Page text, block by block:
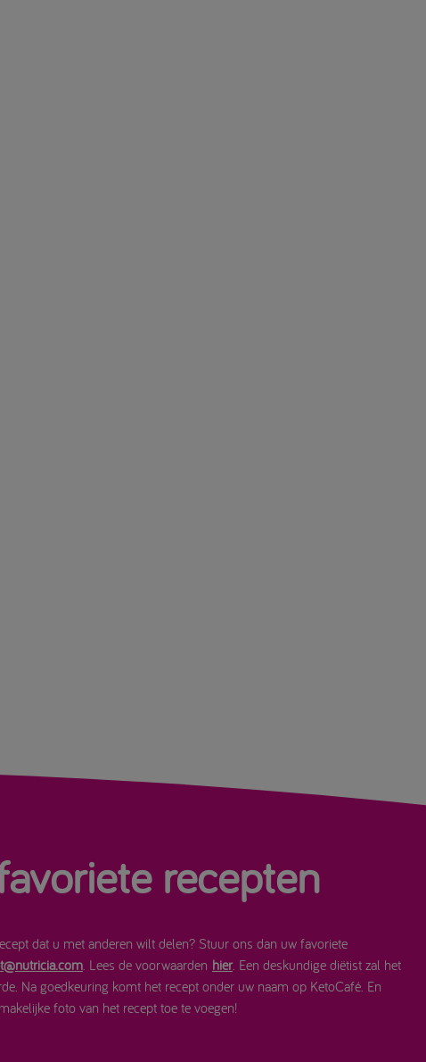
recepten
dat u met anderen wilt delen? Stuur ons dan uw favoriete
. Lees de voorwaarden hier. Een deskundige diëtist zal het
Na goedkeuring komt het recept onder uw naam op KetoCafé. En
foto van het recept toe te voegen!